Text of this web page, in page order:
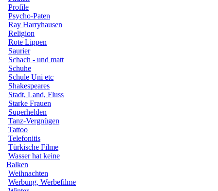
Profile
Psycho-Paten
Ray Harryhausen
Religion
Rote Lippen
Saurier
Schach - und matt
Schuhe
Schule Uni etc
Shakespeares
Stadt, Land, Fluss
Starke Frauen
Superhelden
Tanz-Vergnügen
Tattoo
Telefonitis
Türkische Filme
Wasser hat keine
Balken
Weihnachten
Werbung, Werbefilme